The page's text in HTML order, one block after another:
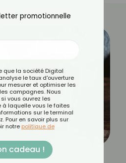
promotionnelle
que la société Digital
le taux d'ouverture
mesurer et optimiser les
campagnes. Nous
vous ouvrez les
à laquelle vous le faites
sur le terminal
Pour en savoir plus sur
notre politique de
cadeau !